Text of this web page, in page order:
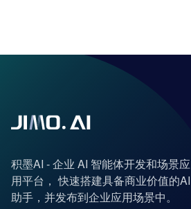
积墨AI - 企业 AI 智能体开发和场景应
用平台， 快速搭建具备商业价值的AI
助手，并发布到企业应用场景中。